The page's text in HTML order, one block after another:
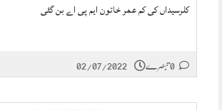
کلرسیداں کی کم عمر خاتون ایم پی اے بن گئی
02/07/2022